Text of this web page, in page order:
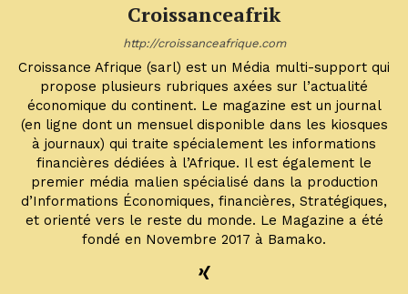
Croissanceafrik
http://croissanceafrique.com
Croissance Afrique (sarl) est un Média multi-support qui
propose plusieurs rubriques axées sur l’actualité
économique du continent. Le magazine est un journal
(en ligne dont un mensuel disponible dans les kiosques
à journaux) qui traite spécialement les informations
financières dédiées à l’Afrique. Il est également le
premier média malien spécialisé dans la production
d’Informations Économiques, financières, Stratégiques,
et orienté vers le reste du monde. Le Magazine a été
fondé en Novembre 2017 à Bamako.